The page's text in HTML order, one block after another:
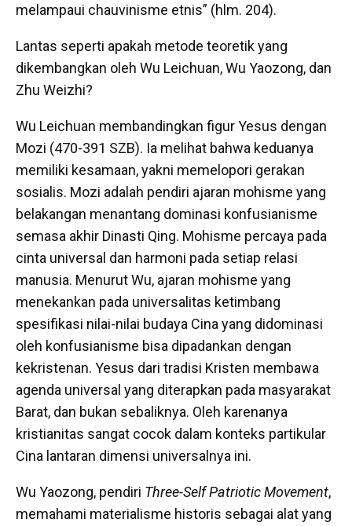
melampaui chauvinisme etnis” (hlm. 204).
Lantas seperti apakah metode teoretik yang
dikembangkan oleh Wu Leichuan, Wu Yaozong, dan
Zhu Weizhi?
Wu Leichuan membandingkan figur Yesus dengan
Mozi (470-391 SZB). Ia melihat bahwa keduanya
memiliki kesamaan, yakni memelopori gerakan
sosialis. Mozi adalah pendiri ajaran mohisme yang
belakangan menantang dominasi konfusianisme
semasa akhir Dinasti Qing. Mohisme percaya pada
cinta universal dan harmoni pada setiap relasi
manusia. Menurut Wu, ajaran mohisme yang
menekankan pada universalitas ketimbang
spesifikasi nilai-nilai budaya Cina yang didominasi
oleh konfusianisme bisa dipadankan dengan
kekristenan. Yesus dari tradisi Kristen membawa
agenda universal yang diterapkan pada masyarakat
Barat, dan bukan sebaliknya. Oleh karenanya
kristianitas sangat cocok dalam konteks partikular
Cina lantaran dimensi universalnya ini.
Wu Yaozong, pendiri Three-Self Patriotic Movement,
memahami materialisme historis sebagai alat yang